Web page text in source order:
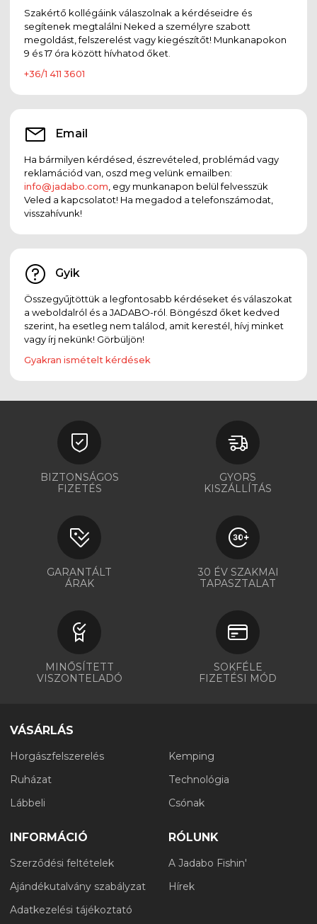
Szakértő kollégáink válaszolnak a kérdéseidre és
segítenek megtalálni Neked a személyre szabott
megoldást, felszerelést vagy kiegészítőt! Munkanapokon
9 és 17 óra között hívhatod őket.
+36/1 411 3601
Email
Ha bármilyen kérdésed, észrevételed, problémád vagy
reklamációd van, oszd meg velünk emailben:
info@jadabo.com , egy munkanapon belül felvesszük
Veled a kapcsolatot! Ha megadod a telefonszámodat,
visszahívunk!
Gyik
Összegyűjtöttük a legfontosabb kérdéseket és válaszokat
a weboldalról és a JADABO-ról. Böngészd őket kedved
szerint, ha esetleg nem találod, amit kerestél, hívj minket
vagy írj nekünk! Görbüljön!
Gyakran ismételt kérdések
BIZTONSÁGOS
FIZETÉS
GYORS
KISZÁLLÍTÁS
GARANTÁLT
ÁRAK
30 ÉV SZAKMAI
TAPASZTALAT
MINŐSÍTETT
VISZONTELADÓ
SOKFÉLE
FIZETÉSI MÓD
VÁSÁRLÁS
Horgászfelszerelés
Ruházat
Lábbeli
Kemping
Technológia
Csónak
INFORMÁCIÓ
Szerződési feltételek
Ajándékutalvány szabályzat
Adatkezelési tájékoztató
RÓLUNK
A Jadabo Fishin'
Hírek